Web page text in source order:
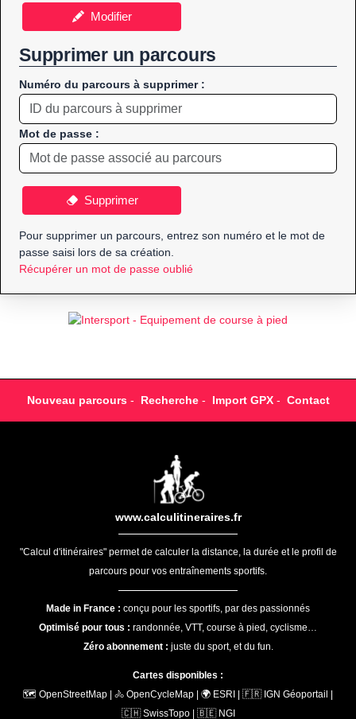
Modifier
Supprimer un parcours
Numéro du parcours à supprimer :
Mot de passe :
Supprimer
Pour supprimer un parcours, entrez son numéro et le mot de
passe saisi lors de sa création.
Récupérer un mot de passe oublié
Nouveau parcours- Recherche- Import GPX- Contact
www.calculitineraires.fr
"Calcul d'itinéraires" permet de calculer la distance, la durée et le profil de
parcours pour vos entraînements sportifs.
Made in France : conçu pour les sportifs, par des passionnés
Optimisé pour tous : randonnée, VTT, course à pied, cyclisme…
Zéro abonnement : juste du sport, et du fun.
Cartes disponibles :
🗺️ OpenStreetMap | 🚴 OpenCycleMap | 🌍 ESRI | 🇫🇷 IGN Géoportail |
🇨🇭 SwissTopo | 🇧🇪 NGI